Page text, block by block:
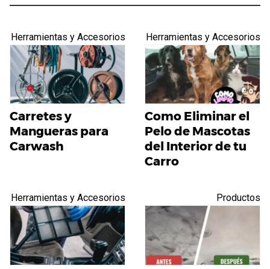
Herramientas y Accesorios
Carretes y
Mangueras para
Carwash
Herramientas y Accesorios
Como Eliminar el
Pelo de Mascotas
del Interior de tu
Carro
Herramientas y Accesorios Productos